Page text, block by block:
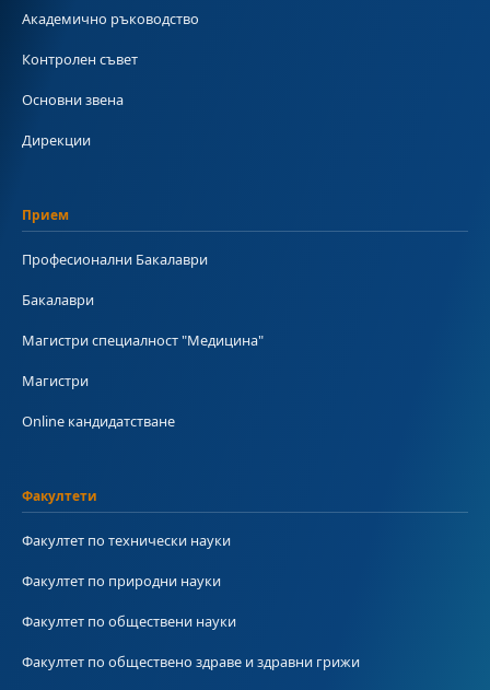
Академично ръководство
Контролен съвет
Основни звена
Дирекции
Прием
Професионални Бакалаври
Бакалаври
Магистри специалност "Медицина"
Магистри
Online кандидатстване
Факултети
Факултет по технически науки
Факултет по природни науки
Факултет по обществени науки
Факултет по обществено здраве и здравни грижи